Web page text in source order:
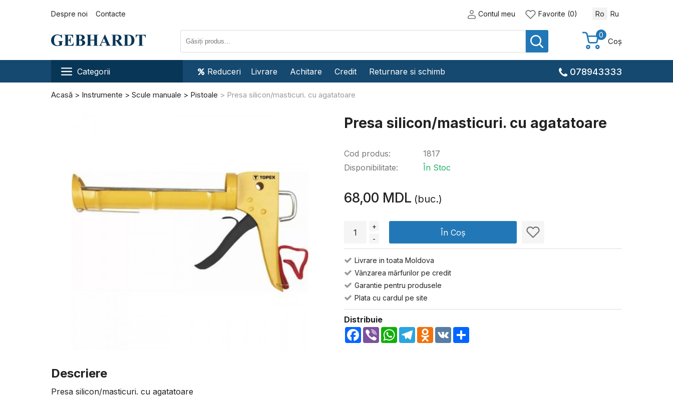
Despre noi Contacte Contul meu Favorite (0) Ro Ru
0
Coș
Categorii Reduceri Livrare Achitare Credit Returnare si schimb 078943333
Acasă Instrumente Scule manuale Pistoale Presa silicon/masticuri. cu agatatoare
Descriere
Presa silicon/masticuri. cu agatatoare
Presa silicon/masticuri. cu agatatoare
Cod produs:
Disponibilitate:
1817
În Stoc
68,00 MDL (buc.)
+
-
În Coș
Livrare in toata Moldova
Vânzarea mărfurilor pe credit
Garantie pentru produsele
Plata cu cardul pe site
Distribuie
Facebook
Viber WhatsApp
TelegramOdnoklassniki
VK